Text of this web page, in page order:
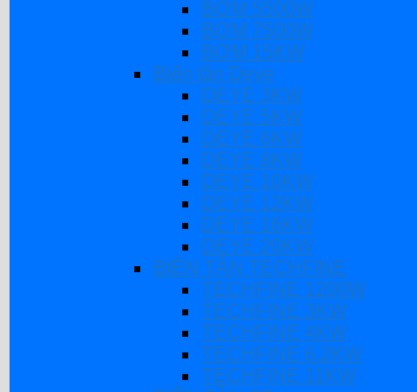
BƠM 5500W
BƠM 7500W
BƠM 15KW
Biến tần Deye
DEYE 3KW
DEYE 5KW
DEYE 6KW
DEYE 8KW
DEYE 10KW
DEYE 12KW
DEYE 16KW
DEYE 20KW
BIẾN TẦN TECHFINE
TECHFINE 1200W
TECHFINE 3KW
TECHFINE 4KW
TECHFINE 6.2KW
TECHFINE 11KW